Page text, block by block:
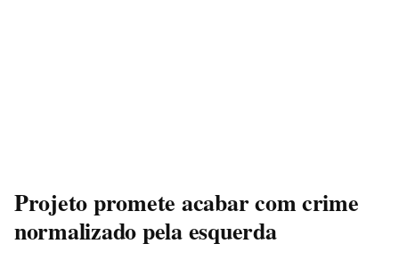
Projeto promete acabar com crime
normalizado pela esquerda